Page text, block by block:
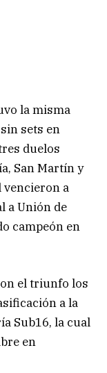
la misma
sets en
duelos
San Martín y
vencieron a
a Unión de
campeón en
el triunfo los
a la
Sub16, la cual
en